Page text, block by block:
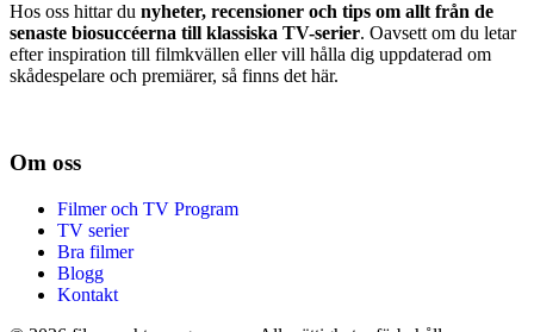
Hos oss hittar du nyheter, recensioner och tips om allt från de
senaste biosuccéerna till klassiska TV-serier. Oavsett om du letar
efter inspiration till filmkvällen eller vill hålla dig uppdaterad om
skådespelare och premiärer, så finns det här.
Om oss
Filmer och TV Program
TV serier
Bra filmer
Blogg
Kontakt